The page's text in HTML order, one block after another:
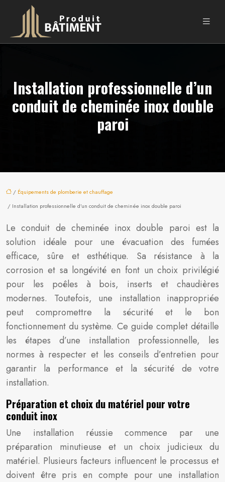
Installation professionnelle d’un
conduit de cheminée inox double
paroi
/ Équipements de plomberie et chauffage
/ Installation professionnelle d’un conduit de cheminée inox double paroi
Le conduit de cheminée inox double paroi est la
solution idéale pour une évacuation des fumées
efficace, sûre et esthétique. Sa résistance à la
corrosion et sa longévité en font un choix privilégié
pour les poêles à bois, inserts et chaudières
modernes. Toutefois, une installation inappropriée
peut compromettre la sécurité et le bon
fonctionnement du système. Ce guide complet détaille
les étapes d’une installation professionnelle, les
normes à respecter et les conseils d’entretien pour
garantir la performance et la sécurité de votre
installation.
Préparation et choix du matériel pour votre
conduit inox
Une installation réussie commence par une
préparation minutieuse et un choix judicieux du
matériel. Plusieurs facteurs influencent le processus et
doivent être pris en compte pour une installation